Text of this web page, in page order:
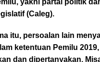
yakni partai politik
(Caleg).
itu, persoalan lain
ketentuan Pemilu
dan dipertanyakan.